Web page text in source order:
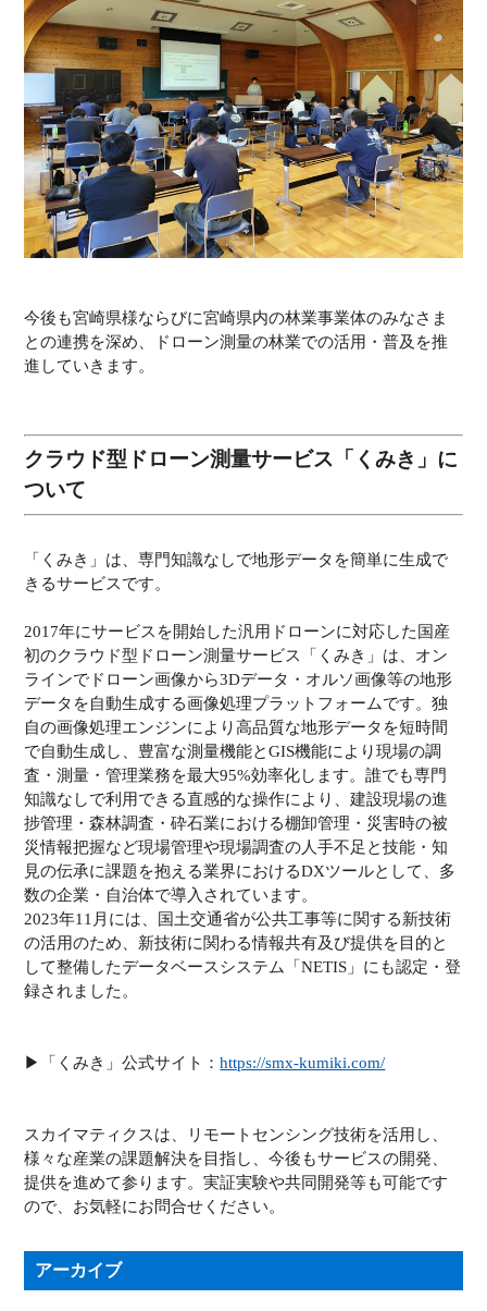
今後も宮崎県様ならびに宮崎県内の林業事業体のみなさま
との連携を深め、ドローン測量の林業での活用・普及を推
進していきます。
クラウド型ドローン測量サービス「くみき」に
ついて
「くみき」は、専門知識なしで地形データを簡単に生成で
きるサービスです。
2017年にサービスを開始した汎用ドローンに対応した国産
初のクラウド型ドローン測量サービス「くみき」は、オン
ラインでドローン画像から3Dデータ・オルソ画像等の地形
データを自動生成する画像処理プラットフォームです。独
自の画像処理エンジンにより高品質な地形データを短時間
で自動生成し、豊富な測量機能とGIS機能により現場の調
査・測量・管理業務を最大95%効率化します。誰でも専門
知識なしで利用できる直感的な操作により、建設現場の進
捗管理・森林調査・砕石業における棚卸管理・災害時の被
災情報把握など現場管理や現場調査の人手不足と技能・知
見の伝承に課題を抱える業界におけるDXツールとして、多
数の企業・自治体で導入されています。
2023年11月には、国土交通省が公共工事等に関する新技術
の活用のため、新技術に関わる情報共有及び提供を目的と
して整備したデータベースシステム「NETIS」にも認定・登
録されました。
▶︎「くみき」公式サイト：https://smx-kumiki.com/
スカイマティクスは、リモートセンシング技術を活用し、
様々な産業の課題解決を目指し、今後もサービスの開発、
提供を進めて参ります。実証実験や共同開発等も可能です
ので、お気軽にお問合せください。
アーカイブ